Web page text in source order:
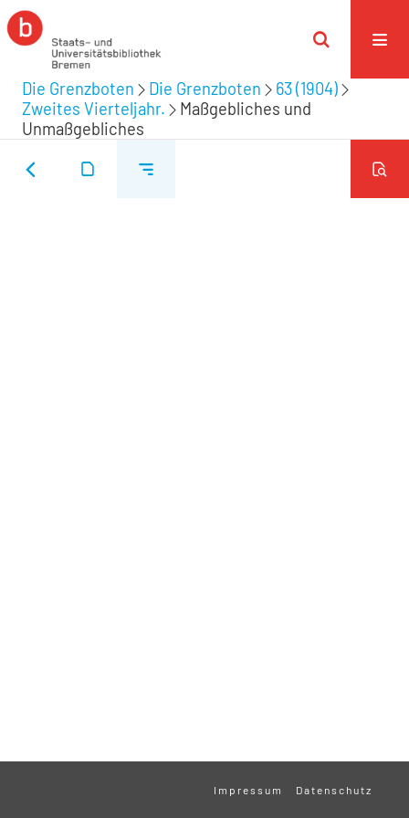
Die Grenzboten Die Grenzboten
63 (1904)
Zweites Vierteljahr.
Maßgebliches und
Unmaßgebliches
Impressum Datenschutz